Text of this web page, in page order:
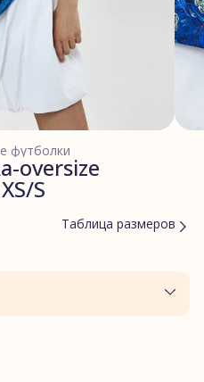
футболки
oversize
S
Таблица размеров